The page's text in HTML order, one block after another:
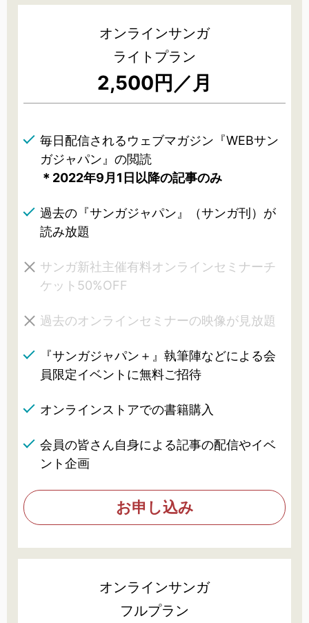
オンラインサンガ
ライトプラン
2,500円／月
毎日配信されるウェブマガジン『WEBサン
ガジャパン』の閲読
＊2022年9月1日以降の記事のみ
過去の『サンガジャパン』（サンガ刊）が
読み放題
サンガ新社主催有料オンラインセミナーチ
ケット50%OFF
過去のオンラインセミナーの映像が見放題
『サンガジャパン＋』執筆陣などによる会
員限定イベントに無料ご招待
オンラインストアでの書籍購入
会員の皆さん自身による記事の配信やイベ
ント企画
お申し込み
オンラインサンガ
フルプラン